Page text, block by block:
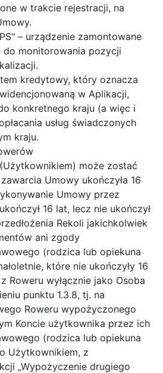
w trakcie rejestracji, na
– urządzenie zamontowane
do monitorowania pozycji
kredytowy, który oznacza
w Aplikacji,
konkretnego kraju (a więc i
usług świadczonych
kraju.
może zostać
Umowy ukończyła 16
Umowy przez
16 lat, lecz nie ukończył
Rekoli jakichkolwiek
ani zgody
(rodzica lub opiekuna
które nie ukończyły 16
Roweru wyłącznie jako Osoba
punktu 1.3.8, tj. na
Roweru wypożyczonego
Koncie użytkownika przez ich
(rodzica lub opiekuna
Użytkownikiem, z
„Wypożyczenie drugiego